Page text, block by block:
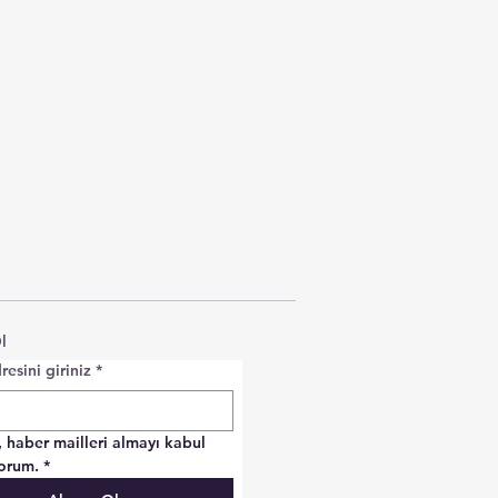
giriniz *
haber mailleri almayı kabul
*